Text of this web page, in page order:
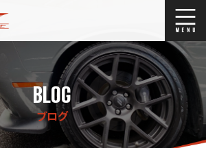
Stock list
BLOG
ブログ